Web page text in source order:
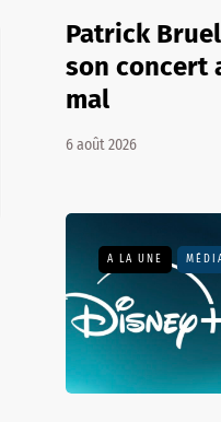
Patrick
son concert
mal
6 août 2026
A LA UNE